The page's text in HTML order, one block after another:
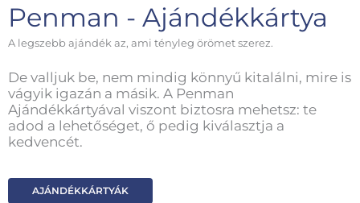
Penman - Ajándékkártya
A legszebb ajándék az, ami tényleg örömet szerez.
De valljuk be, nem mindig könnyű kitalálni, mire is
vágyik igazán a másik. A Penman
Ajándékkártyával viszont biztosra mehetsz: te
adod a lehetőséget, ő pedig kiválasztja a
kedvencét.
AJÁNDÉKKÁRTYÁK